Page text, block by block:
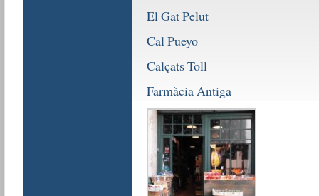
El Gat Pelut
Cal Pueyo
Calçats Toll
Farmàcia Antiga